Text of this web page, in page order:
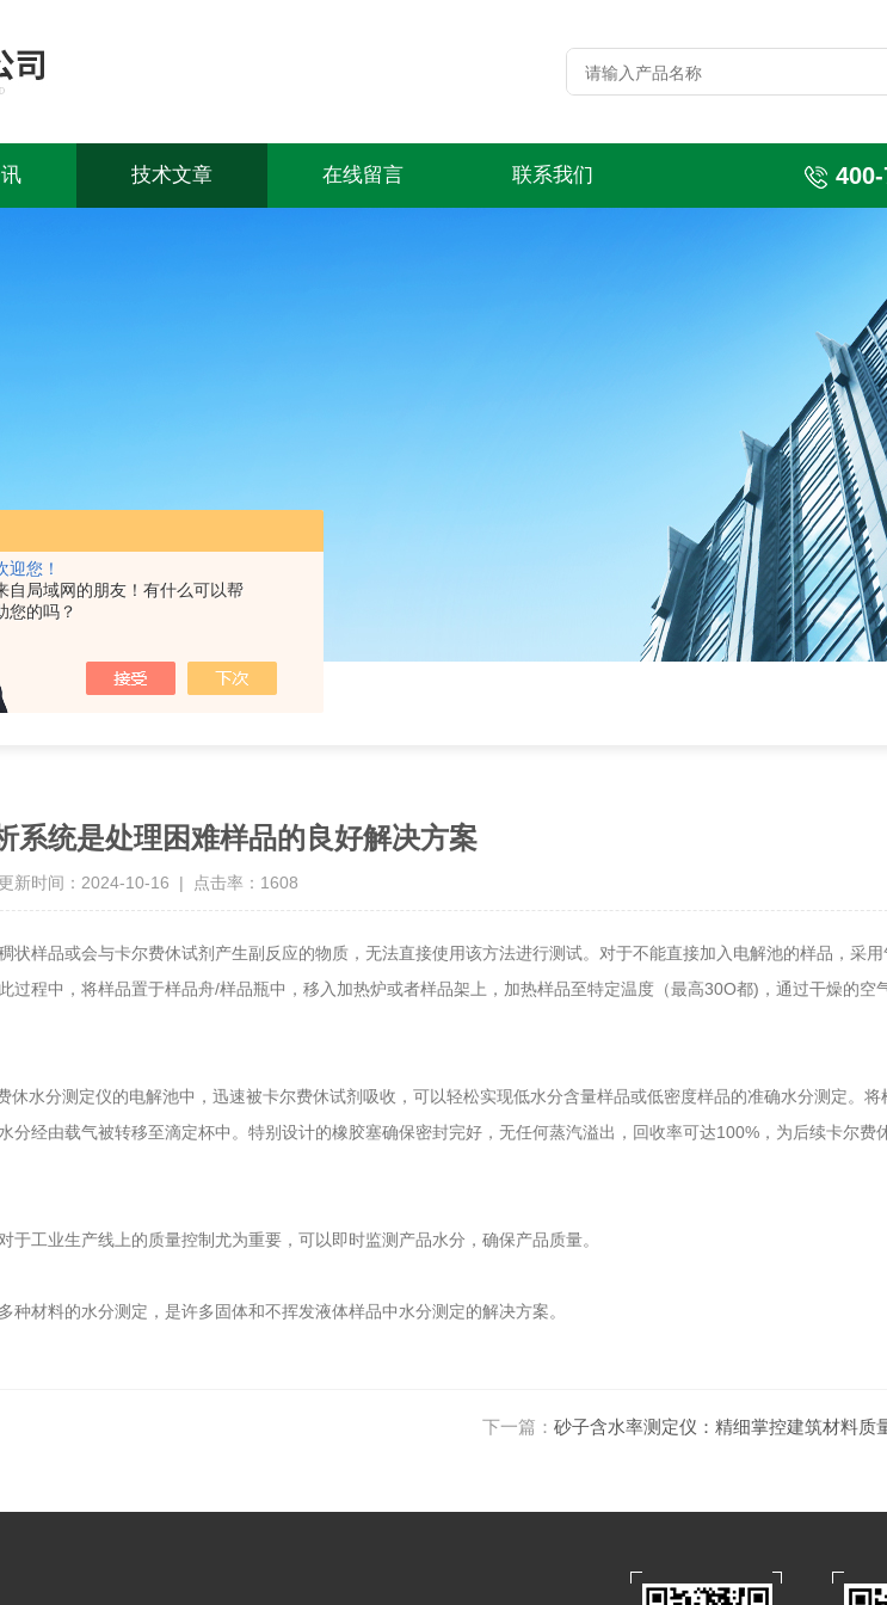
迎您！
自局域网的朋友！有什么可以帮
您的吗？
技术文章 在线留言 联系我们
系统是处理困难样品的良好解决方案
更新时间：2024-10-16 | 点击率：1608
样品或会与卡尔费休试剂产生副反应的物质，无法直接使用该方法进行测试。对于不能直接加入电解池的样品，采
程中，将样品置于样品舟/样品瓶中，移入加热炉或者样品架上，加热样品至特定温度（最高30O都)，通过干燥的空
水分测定仪的电解池中，迅速被卡尔费休试剂吸收，可以轻松实现低水分含量样品或低密度样品的准确水分测定。将
经由载气被转移至滴定杯中。特别设计的橡胶塞确保密封完好，无任何蒸汽溢出，回收率可达100%，为后续卡尔费
工业生产线上的质量控制尤为重要，可以即时监测产品水分，确保产品质量。
材料的水分测定，是许多固体和不挥发液体样品中水分测定的解决方案。
下一篇： 砂子含水率测定仪：精细掌控建筑材料质